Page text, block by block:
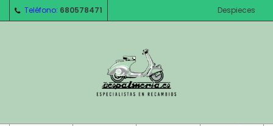
Teléfono: 680578471 Despieces